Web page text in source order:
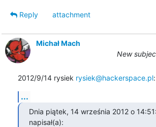
Reply
attachment
Michał Mach
New
2012/9/14 rysiek rysiek@hackerspace.pl:
...
Dnia piątek, 14 września 2012 o
napisał(a):